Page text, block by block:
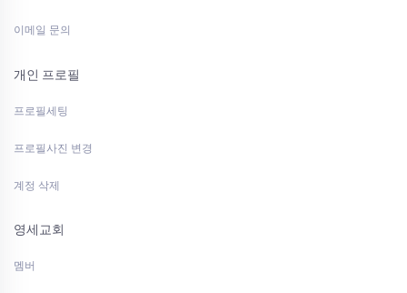
이메일 문의
개인 프로필
프로필세팅
프로필사진 변경
계정 삭제
영세교회
멤버